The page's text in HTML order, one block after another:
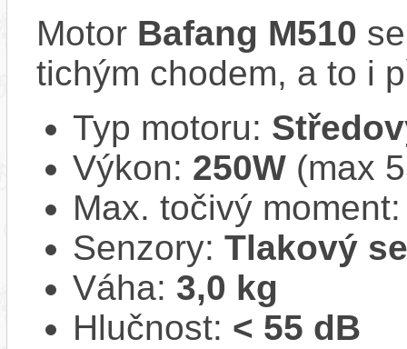
Motor Bafang M510
tichým chodem, a to i
Typ motoru:
Výkon: 250W (max
Max. točivý
Senzory: Tlakový
Váha: 3,0 kg
Hlučnost: < 55 dB